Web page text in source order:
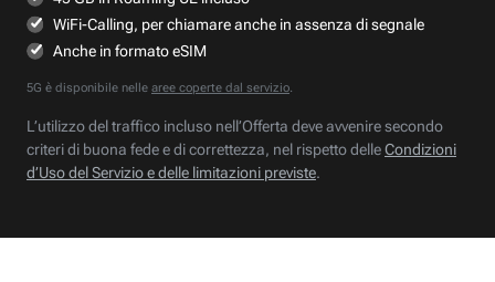
WiFi-Calling, per chiamare anche in assenza di segnale
Anche in formato eSIM
5G è disponibile nelle aree coperte dal servizio.
L’utilizzo del traffico incluso nell’Offerta deve avvenire secondo
criteri di buona fede e di correttezza, nel rispetto delleCondizioni
d’Uso del Servizio e delle limitazioni previste.